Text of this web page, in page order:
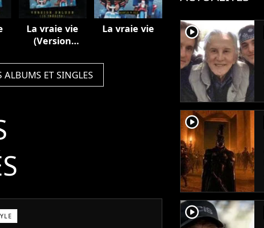
La vraie vie
(Version
inédits)
La vraie vie
ALBUMS ET SINGLES
player2
player2
player2